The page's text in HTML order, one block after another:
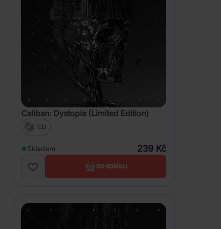
Caliban: Dystopia (Limited Edition)
CD
Skladem 239 Kč
DO KOŠÍKU